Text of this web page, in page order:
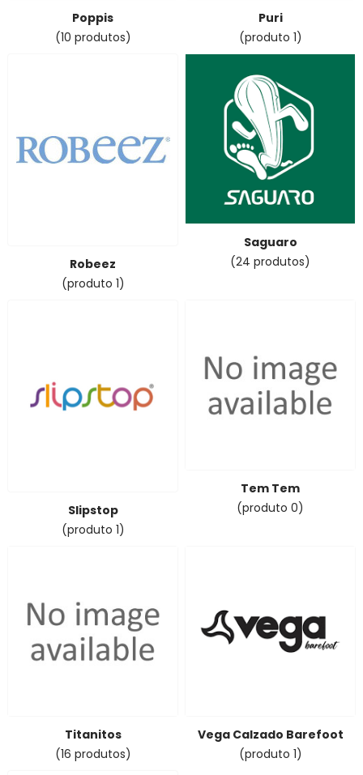
Poppis
(10 produtos)
Puri
(produto 1)
Robeez
(produto 1)
Saguaro
(24 produtos)
Slipstop
(produto 1)
Tem Tem
(produto 0)
Titanitos
(16 produtos)
Vega Calzado Barefoot
(produto 1)